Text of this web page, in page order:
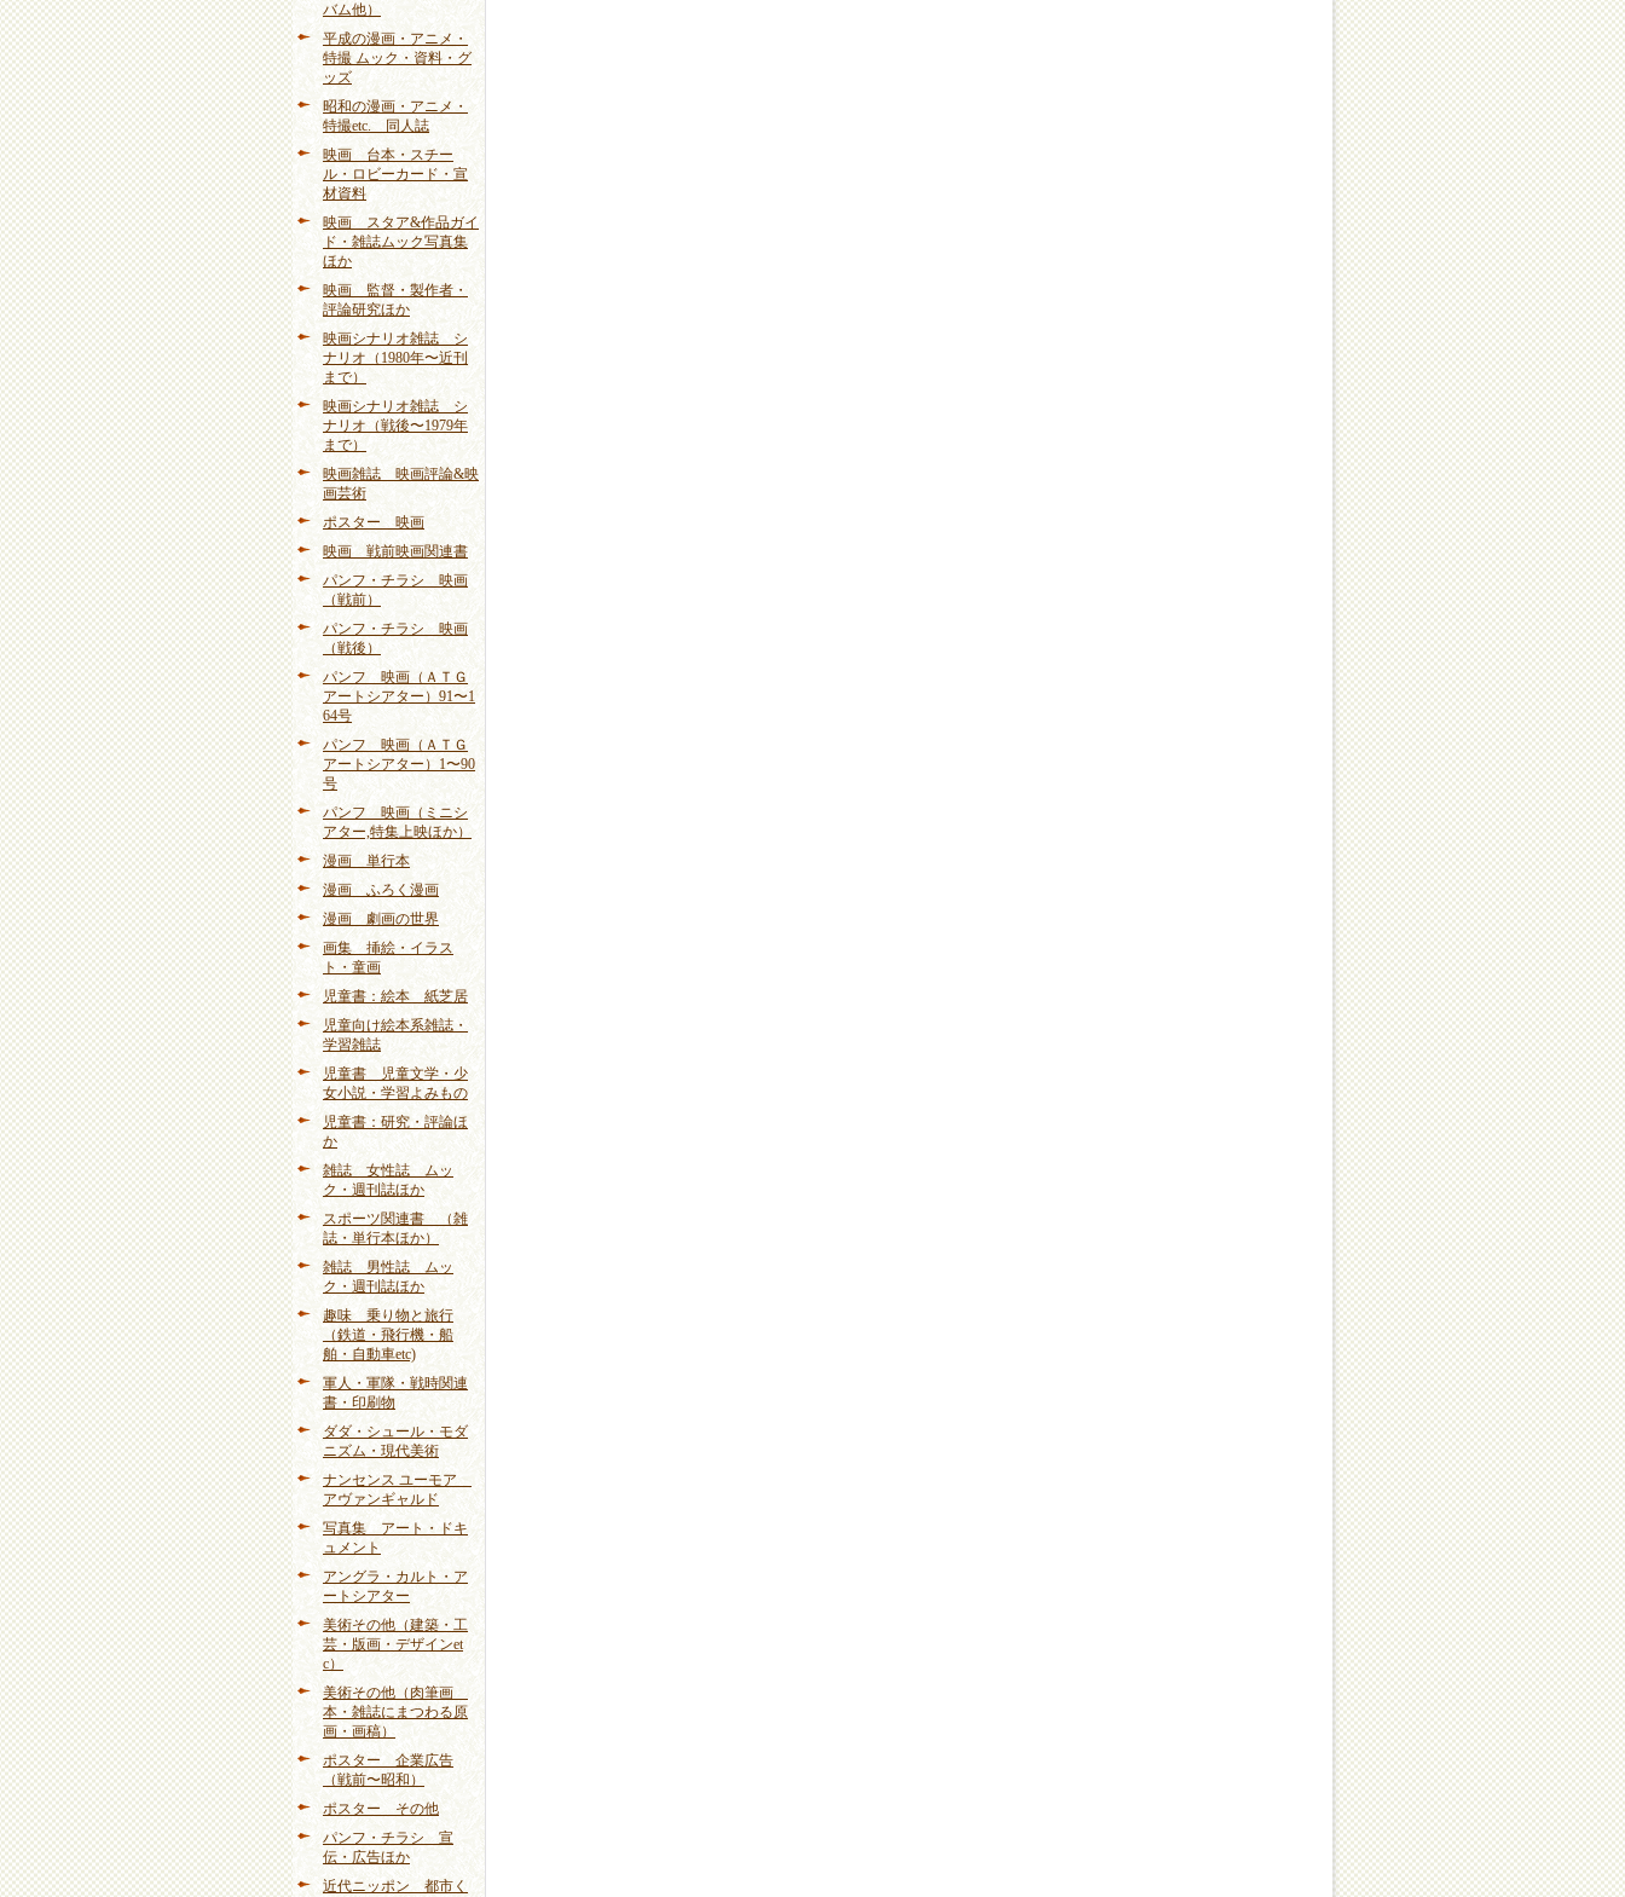
バム他）
平成の漫画・アニメ・
特撮 ムック・資料・グ
ッズ
昭和の漫画・アニメ・
特撮etc. 同人誌
映画 台本・スチー
ル・ロビーカード・宣
材資料
映画 スタア&作品ガイ
ド・雑誌ムック写真集
ほか
映画 監督・製作者・
評論研究ほか
映画シナリオ雑誌 シ
ナリオ（1980年〜近刊
まで）
映画シナリオ雑誌 シ
ナリオ（戦後〜1979年
まで）
映画雑誌 映画評論&映
画芸術
ポスター 映画
映画 戦前映画関連書
パンフ・チラシ 映画
（戦前）
パンフ・チラシ 映画
（戦後）
パンフ 映画（ＡＴＧ
アートシアター）91〜1
64号
パンフ 映画（ＡＴＧ
アートシアター）1〜90
号
パンフ 映画（ミニシ
アター,特集上映ほか）
漫画 単行本
漫画 ふろく漫画
漫画 劇画の世界
画集 挿絵・イラス
ト・童画
児童書：絵本 紙芝居
児童向け絵本系雑誌・
学習雑誌
児童書 児童文学・少
女小説・学習よみもの
児童書：研究・評論ほ
か
雑誌 女性誌 ムッ
ク・週刊誌ほか
スポーツ関連書 （雑
誌・単行本ほか）
雑誌 男性誌 ムッ
ク・週刊誌ほか
趣味 乗り物と旅行
（鉄道・飛行機・船
舶・自動車etc)
軍人・軍隊・戦時関連
書・印刷物
ダダ・シュール・モダ
ニズム・現代美術
ナンセンス ユーモア
アヴァンギャルド
写真集 アート・ドキ
ュメント
アングラ・カルト・ア
ートシアター
美術その他（建築・工
芸・版画・デザインet
c）
美術その他（肉筆画
本・雑誌にまつわる原
画・画稿）
ポスター 企業広告
（戦前〜昭和）
ポスター その他
パンフ・チラシ 宣
伝・広告ほか
近代ニッポン 都市く